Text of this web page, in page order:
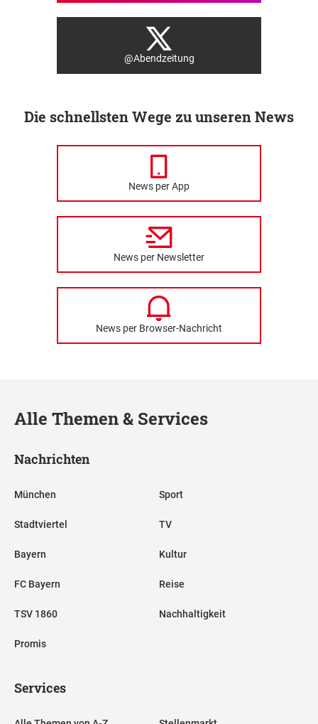
@Abendzeitung
Die schnellsten Wege zu unseren News
News per App
News per Newsletter
News per Browser-Nachricht
Alle Themen & Services
Nachrichten
München
Stadtviertel
Bayern
FC Bayern
TSV 1860
Promis
Sport
TV
Kultur
Reise
Nachhaltigkeit
Services